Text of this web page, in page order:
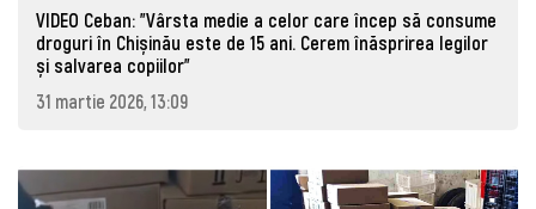
VIDEO Ceban: "Vârsta medie a celor care încep să consume
droguri în Chișinău este de 15 ani. Cerem înăsprirea legilor
și salvarea copiilor"
31 martie 2026, 13:09